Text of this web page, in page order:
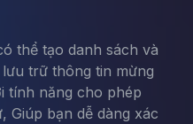
thể tạo danh sách và
trữ thông tin mừng
tính năng cho phép
Giúp bạn dễ dàng xác